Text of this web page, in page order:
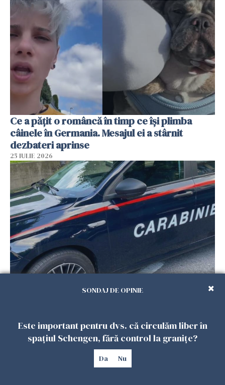
Ce a pățit o româncă în timp ce își plimba
câinele în Germania. Mesajul ei a stârnit
dezbateri aprinse
25 IULIE 2026
singuri în casă pentru a merge la mall. Vecinii
SONDAJ DE OPINIE
Este important pentru dvs. că circulăm liber în
spațiul Schengen, fără control la granițe?
Da Nu